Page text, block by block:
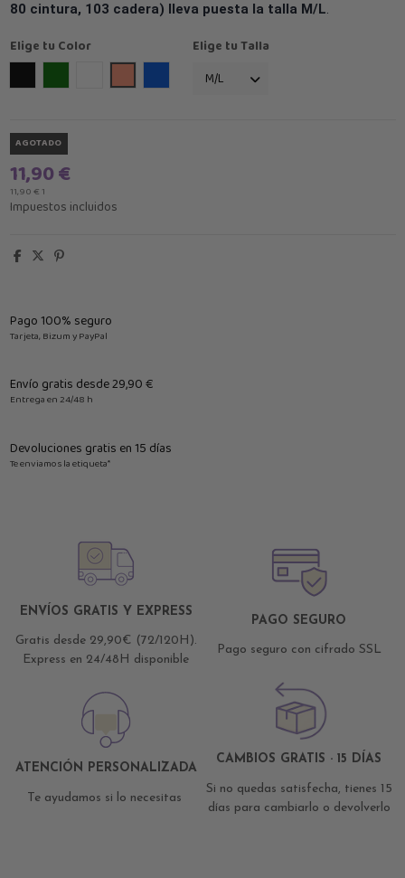
80 cintura, 103 cadera) lleva puesta la talla M/L.
Elige tu Color
Elige tu Talla
AGOTADO
11,90 €
11,90 € 1
Impuestos incluidos
Pago 100% seguro
Tarjeta, Bizum y PayPal
Envío gratis desde 29,90 €
Entrega en 24/48 h
Devoluciones gratis en 15 días
Te enviamos la etiqueta*
ENVÍOS GRATIS Y EXPRESS
Gratis desde 29,90€ (72/120H).
Express en 24/48H disponible
PAGO SEGURO
Pago seguro con cifrado SSL
ATENCIÓN PERSONALIZADA
Te ayudamos si lo necesitas
CAMBIOS GRATIS · 15 DÍAS
Si no quedas satisfecha, tienes 15
días para cambiarlo o devolverlo